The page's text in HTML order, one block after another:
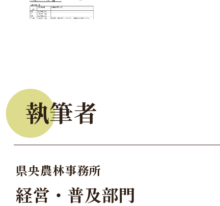
執筆者
県央農林事務所
経営・普及部門